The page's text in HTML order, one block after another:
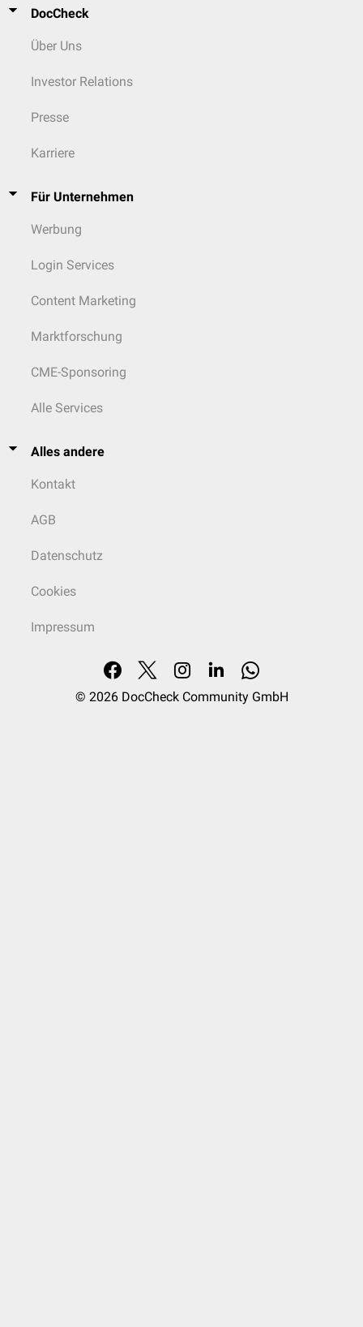
DocCheck
Über Uns
Investor Relations
Presse
Karriere
Für Unternehmen
Werbung
Login Services
Content Marketing
Marktforschung
CME-Sponsoring
Alle Services
Alles andere
Kontakt
AGB
Datenschutz
Cookies
Impressum
© 2026 DocCheck Community GmbH